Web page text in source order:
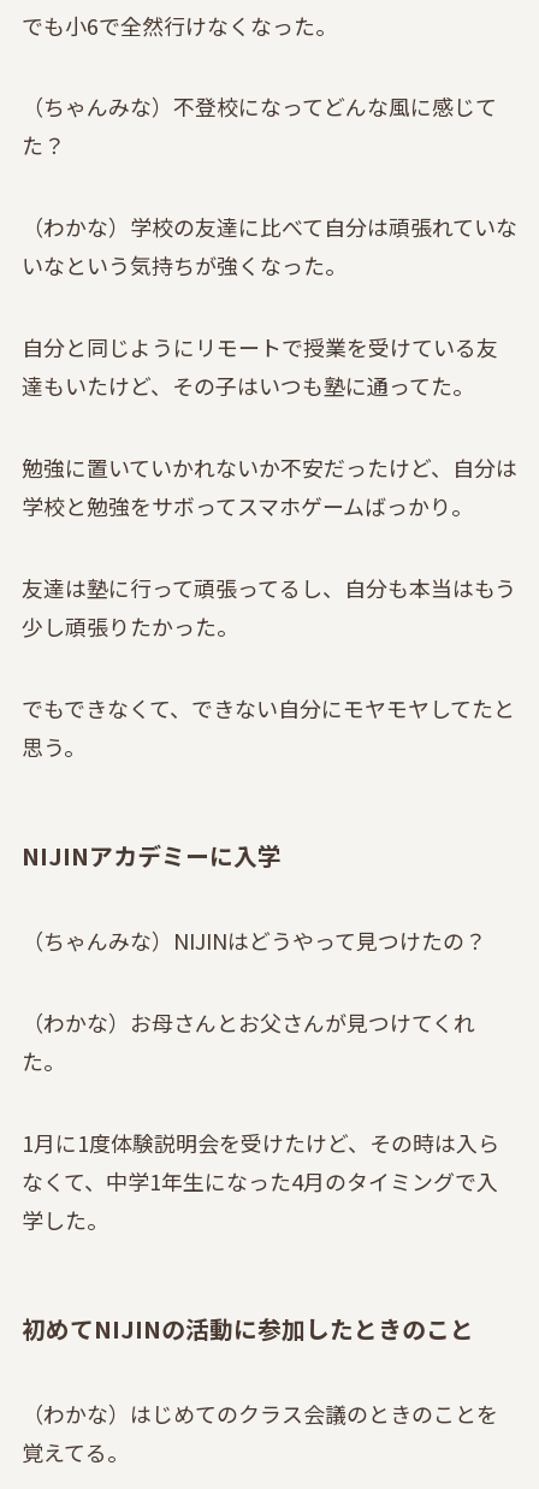
でも小6で全然行けなくなった。
（ちゃんみな）不登校になってどんな風に感じて
た？
（わかな）学校の友達に比べて自分は頑張れていな
いなという気持ちが強くなった。
自分と同じようにリモートで授業を受けている友
達もいたけど、その子はいつも塾に通ってた。
勉強に置いていかれないか不安だったけど、自分は
学校と勉強をサボってスマホゲームばっかり。
友達は塾に行って頑張ってるし、自分も本当はもう
少し頑張りたかった。
でもできなくて、できない自分にモヤモヤしてたと
思う。
NIJINアカデミーに入学
（ちゃんみな）NIJINはどうやって見つけたの？
（わかな）お母さんとお父さんが見つけてくれ
た。
1月に1度体験説明会を受けたけど、その時は入ら
なくて、中学1年生になった4月のタイミングで入
学した。
初めてNIJINの活動に参加したときのこと
（わかな）はじめてのクラス会議のときのことを
覚えてる。